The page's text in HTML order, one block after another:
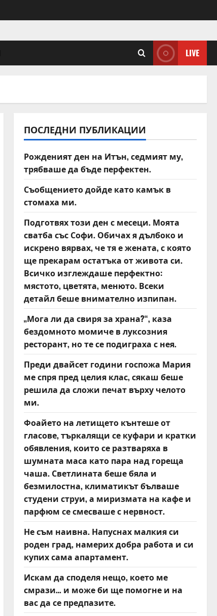
LIVE
ПОСЛЕДНИ ПУБЛИКАЦИИ
Рожденият ден на Итън, седмият му,
трябваше да бъде перфектен.
Съобщението дойде като камък в
стомаха ми.
Подготвях този ден с месеци. Моята
сватба със Софи. Обичах я дълбоко и
искрено вярвах, че тя е жената, с която
ще прекарам остатъка от живота си.
Всичко изглеждаше перфектно:
мястото, цветята, менюто. Всеки
детайл беше внимателно изпипан.
„Мога ли да свиря за храна?“, каза
бездомното момиче в луксозния
ресторант, но те се подиграха с нея.
Преди двайсет години госпожа Мария
ме спря пред целия клас, сякаш беше
решила да сложи печат върху челото
ми.
Фоайето на летището кънтеше от
гласове, търкалящи се куфари и кратки
обявления, които се разтваряха в
шумната маса като пара над гореща
чаша. Светлината беше бяла и
безмилостна, климатикът бълваше
студени струи, а миризмата на кафе и
парфюм се смесваше с нервност.
Не съм наивна. Напуснах малкия си
роден град, намерих добра работа и си
купих сама апартамент.
Искам да споделя нещо, което ме
смрази… и може би ще помогне и на
вас да се предпазите.